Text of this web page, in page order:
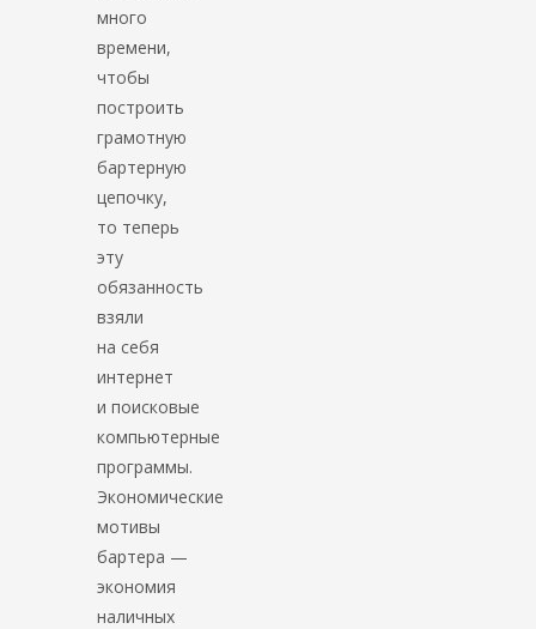
много
времени,
чтобы
построить
грамотную
бартерную
цепочку,
то теперь
эту
обязанность
взяли
на себя
интернет
и поисковые
компьютерные
программы.
Экономические
мотивы
бартера —
экономия
наличных